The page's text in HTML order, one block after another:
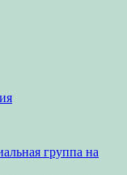
группа на